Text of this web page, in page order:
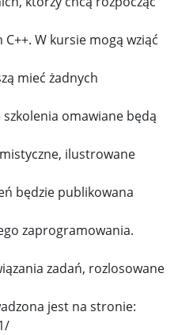
W kursie mogą wziąć
mieć żadnych
omawiane będą
ilustrowane
będzie publikowana
zaprogramowania.
zadań, rozlosowane
jest na stronie: